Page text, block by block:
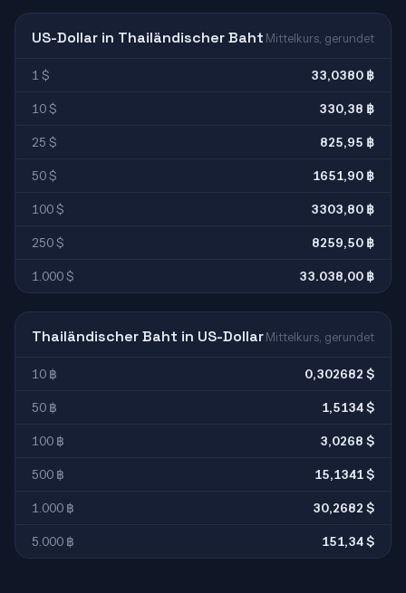
US-Dollar in Thailändischer Baht Mittelkurs, gerundet
1 $ 33,0380 ฿
10 $ 330,38 ฿
25 $ 825,95 ฿
50 $ 1651,90 ฿
100 $ 3303,80 ฿
250 $ 8259,50 ฿
1.000 $ 33.038,00 ฿
Thailändischer Baht in US-Dollar Mittelkurs, gerundet
10 ฿ 0,302682 $
50 ฿ 1,5134 $
100 ฿ 3,0268 $
500 ฿ 15,1341 $
1.000 ฿ 30,2682 $
5.000 ฿ 151,34 $